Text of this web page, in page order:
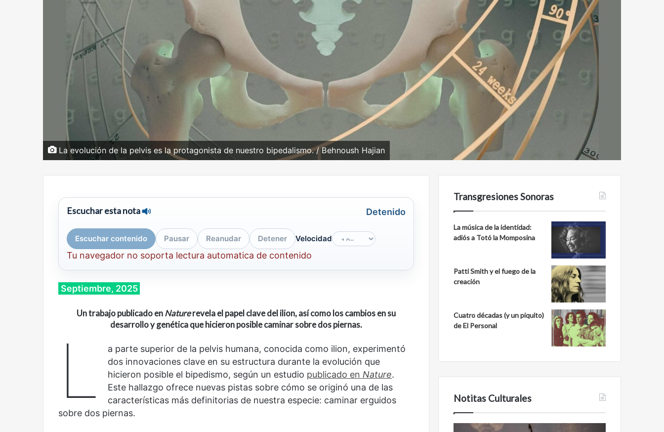
La evolución de la pelvis es la protagonista de nuestro bipedalismo. / Behnoush Hajian
Escuchar esta nota Detenido
Escuchar contenido Pausar Reanudar Detener Velocidad
Tu navegador no soporta lectura automatica de contenido
Septiembre, 2025
Un trabajo publicado enNaturerevela el papel clave del ilion, así como los cambios en su
desarrollo y genética que hicieron posible caminar sobre dos piernas.
L
a parte superior de la pelvis humana, conocida como ilion, experimentó
dos innovaciones clave en su estructura durante la evolución que
hicieron posible el bipedismo, según un estudio publicado en Nature.
Este hallazgo ofrece nuevas pistas sobre cómo se originó una de las
características más definitorias de nuestra especie: caminar erguidos
sobre dos piernas.
Transgresiones Sonoras
La música de la identidad:
adiós a Totó la Momposina
Patti Smith y el fuego de la
creación
Cuatro décadas (y un piquito)
de El Personal
Notitas Culturales
Cara